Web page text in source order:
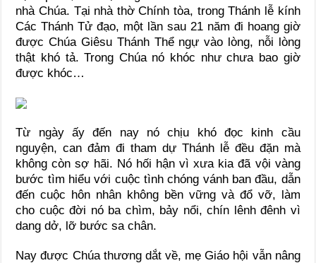
nhà Chúa. Tại nhà thờ Chính tòa, trong Thánh lễ kính
Các Thánh Tử đạo, một lần sau 21 năm đi hoang giờ
được Chúa Giêsu Thánh Thể ngự vào lòng, nỗi lòng
thật khó tả. Trong Chúa nó khóc như chưa bao giờ
được khóc…
Từ ngày ấy đến nay nó chịu khó đọc kinh cầu
nguyện, can đảm đi tham dự Thánh lễ đều đặn mà
không còn sợ hãi. Nó hối hận vì xưa kia đã vội vàng
bước tìm hiểu với cuộc tình chóng vánh ban đầu, dẫn
đến cuộc hôn nhân không bền vững và đổ vỡ, làm
cho cuộc đời nó ba chìm, bảy nổi, chín lênh đênh vì
dang dở, lỡ bước sa chân.
Nay được Chúa thương dắt về, mẹ Giáo hội vẫn nâng